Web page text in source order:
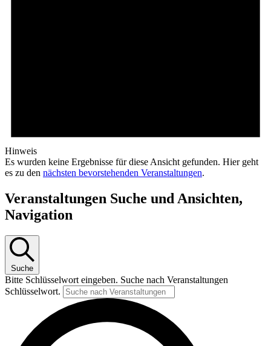
Hinweis
Es wurden keine Ergebnisse für diese Ansicht gefunden. Hier geht
es zu den nächsten bevorstehenden Veranstaltungen.
Veranstaltungen Suche und Ansichten,
Navigation
Suche
Bitte Schlüsselwort eingeben. Suche nach Veranstaltungen
Schlüsselwort.